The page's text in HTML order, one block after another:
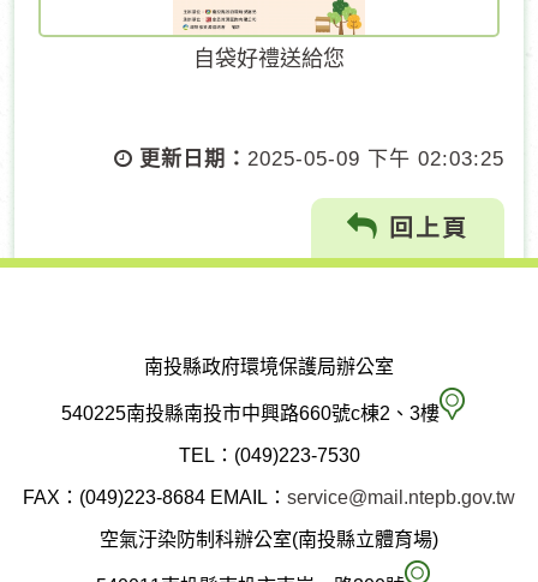
自袋好禮送給您
更新日期： 2025-05-09 下午 02:03:25
回上頁
南投縣政府環境保護局辦公室
540225南投縣南投市中興路660號c棟2、3樓 南
縣
TEL：(049)223-7530
FAX：(049)223-8684 EMAIL： service@mail.ntepb.gov.tw
空氣汙染防制科辦公室(南投縣立體育場)